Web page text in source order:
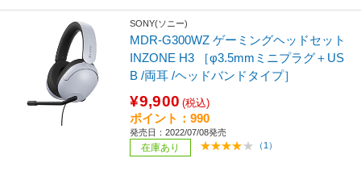
SONY(ソニー)
MDR-G300WZ ゲーミングヘッドセット
INZONE H3 ［φ3.5mmミニプラグ＋US
B /両耳 /ヘッドバンドタイプ］
¥9,900 (税込)
ポイント：990
発売日：2022/07/08発売
在庫あり （1）